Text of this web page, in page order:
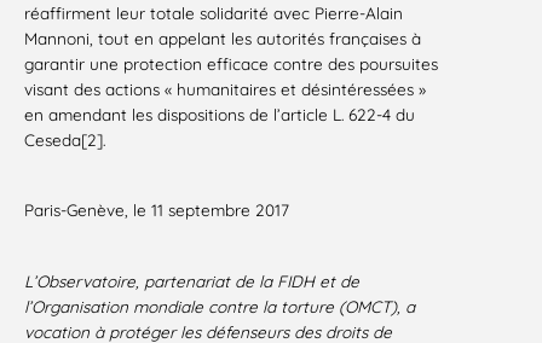
réaffirment leur totale solidarité avec Pierre-Alain
Mannoni, tout en appelant les autorités françaises à
garantir une protection efficace contre des poursuites
visant des actions « humanitaires et désintéressées »
en amendant les dispositions de l’article L. 622-4 du
Ceseda[2].
Paris-Genève, le 11 septembre 2017
L’Observatoire, partenariat de la FIDH et de
l’Organisation mondiale contre la torture (OMCT), a
vocation à protéger les défenseurs des droits de